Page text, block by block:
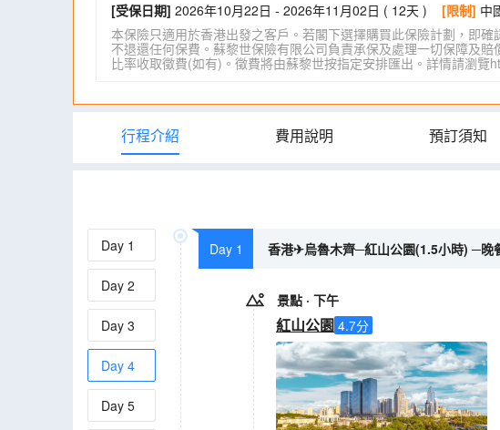
[受保日期] 2026年10月22日 - 2026年11月02日 ( 12天 ) [限制] 中
本保險只適用於香港出發之客戶。若閣下選擇購買此保險計劃，即
不退還任何保費。蘇黎世保險有限公司負責承保及處理一切保障及
比率收取徵費(如有)。徵費將由蘇黎世按指定安排匯出。詳情請瀏
行程介紹 費用說明 預訂須知
Day 1
Day 2
Day 3
Day 4
Day 5
Day 1 香港✈烏魯木齊─紅山公園(1.5小時) ─晚
景點 · 下午
紅山公園 4.7分